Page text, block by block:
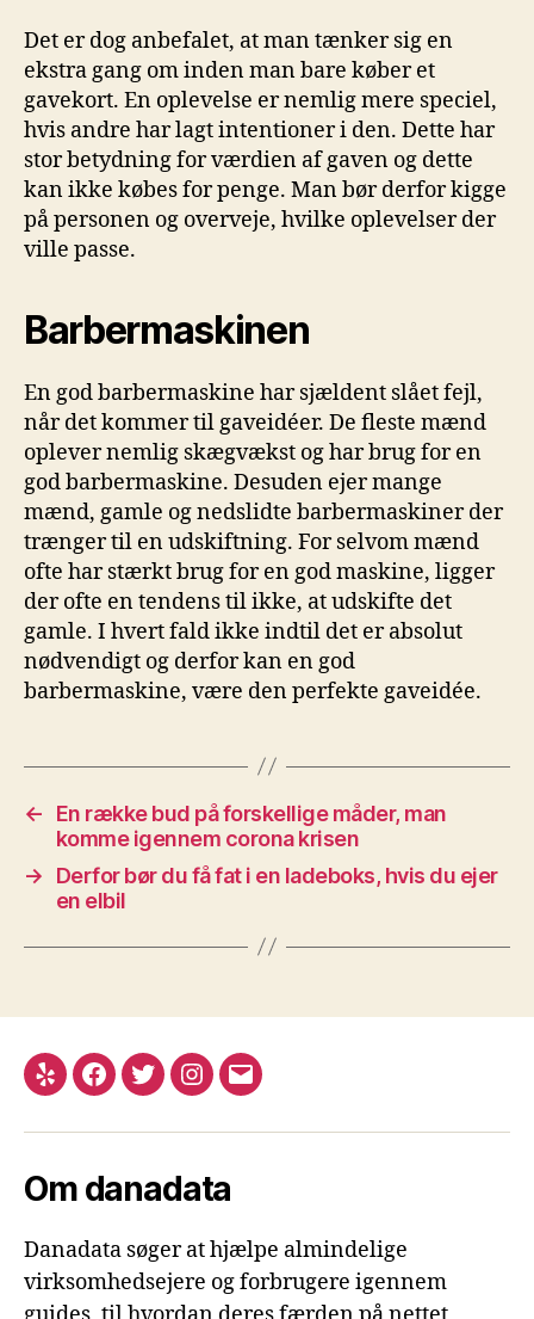
Det er dog anbefalet, at man tænker sig en
ekstra gang om inden man bare køber et
gavekort. En oplevelse er nemlig mere speciel,
hvis andre har lagt intentioner i den. Dette har
stor betydning for værdien af gaven og dette
kan ikke købes for penge. Man bør derfor kigge
på personen og overveje, hvilke oplevelser der
ville passe.
Barbermaskinen
En god barbermaskine har sjældent slået fejl,
når det kommer til gaveidéer. De fleste mænd
oplever nemlig skægvækst og har brug for en
god barbermaskine. Desuden ejer mange
mænd, gamle og nedslidte barbermaskiner der
trænger til en udskiftning. For selvom mænd
ofte har stærkt brug for en god maskine, ligger
der ofte en tendens til ikke, at udskifte det
gamle. I hvert fald ikke indtil det er absolut
nødvendigt og derfor kan en god
barbermaskine, være den perfekte gaveidée.
←
En række bud på forskellige måder, man
komme igennem corona krisen
→
Derfor bør du få fat i en ladeboks, hvis du ejer
en elbil
Yelp Facebook
TwitterInstagram
E-
Om danadata
Danadata søger at hjælpe almindelige
virksomhedsejere og forbrugere igennem